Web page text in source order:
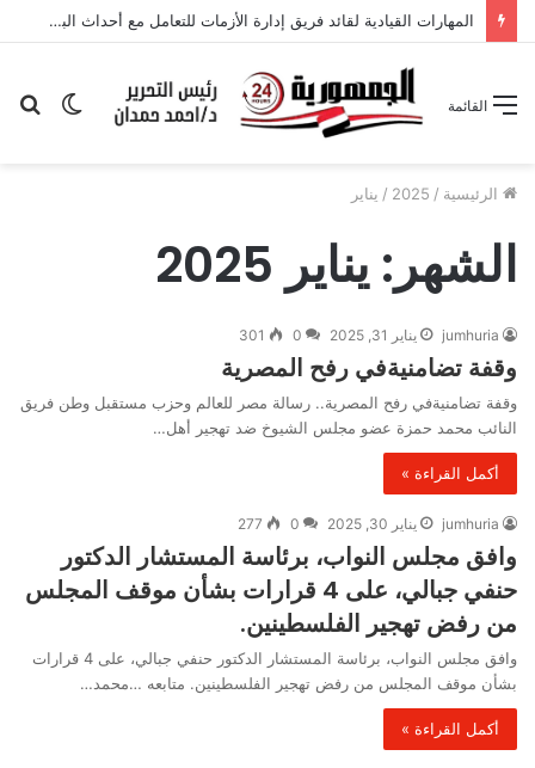
المهارات القيادية لقائد فريق إدارة الأزمات للتعامل مع أحداث البجعة السوداء والملوك التنانين: دراسة ميدانية بمحافظة الإسكندرية من وجهة نظر المعلمين
الوضع
القائمة
الرئيسية /
2025
/ يناير
الشهر:يناير 2025
jumhuria يناير 31, 2025 0
301
وقفة تضامنيةفي رفح المصرية
وقفة تضامنيةفي رفح المصرية.. رسالة مصر للعالم وحزب مستقبل وطن فريق
النائب محمد حمزة عضو مجلس الشيوخ ضد تهجير أهل…
أكمل القراءة »
jumhuria يناير 30, 2025 0
277
وافق مجلس النواب، برئاسة المستشار الدكتور
حنفي جبالي، على 4 قرارات بشأن موقف المجلس
من رفض تهجير الفلسطينين.
وافق مجلس النواب، برئاسة المستشار الدكتور حنفي جبالي، على 4 قرارات
بشأن موقف المجلس من رفض تهجير الفلسطينين. متابعه …محمد…
أكمل القراءة »